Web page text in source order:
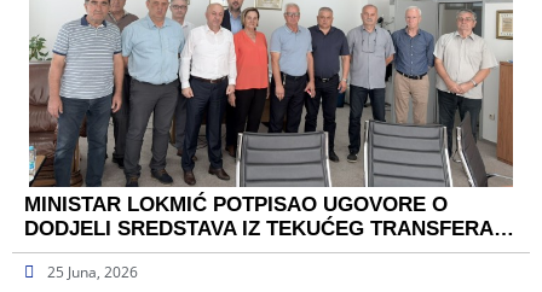
MINISTAR LOKMIĆ POTPISAO UGOVORE O
DODJELI SREDSTAVA IZ TEKUĆEG TRANSFERA…
25 Juna, 2026